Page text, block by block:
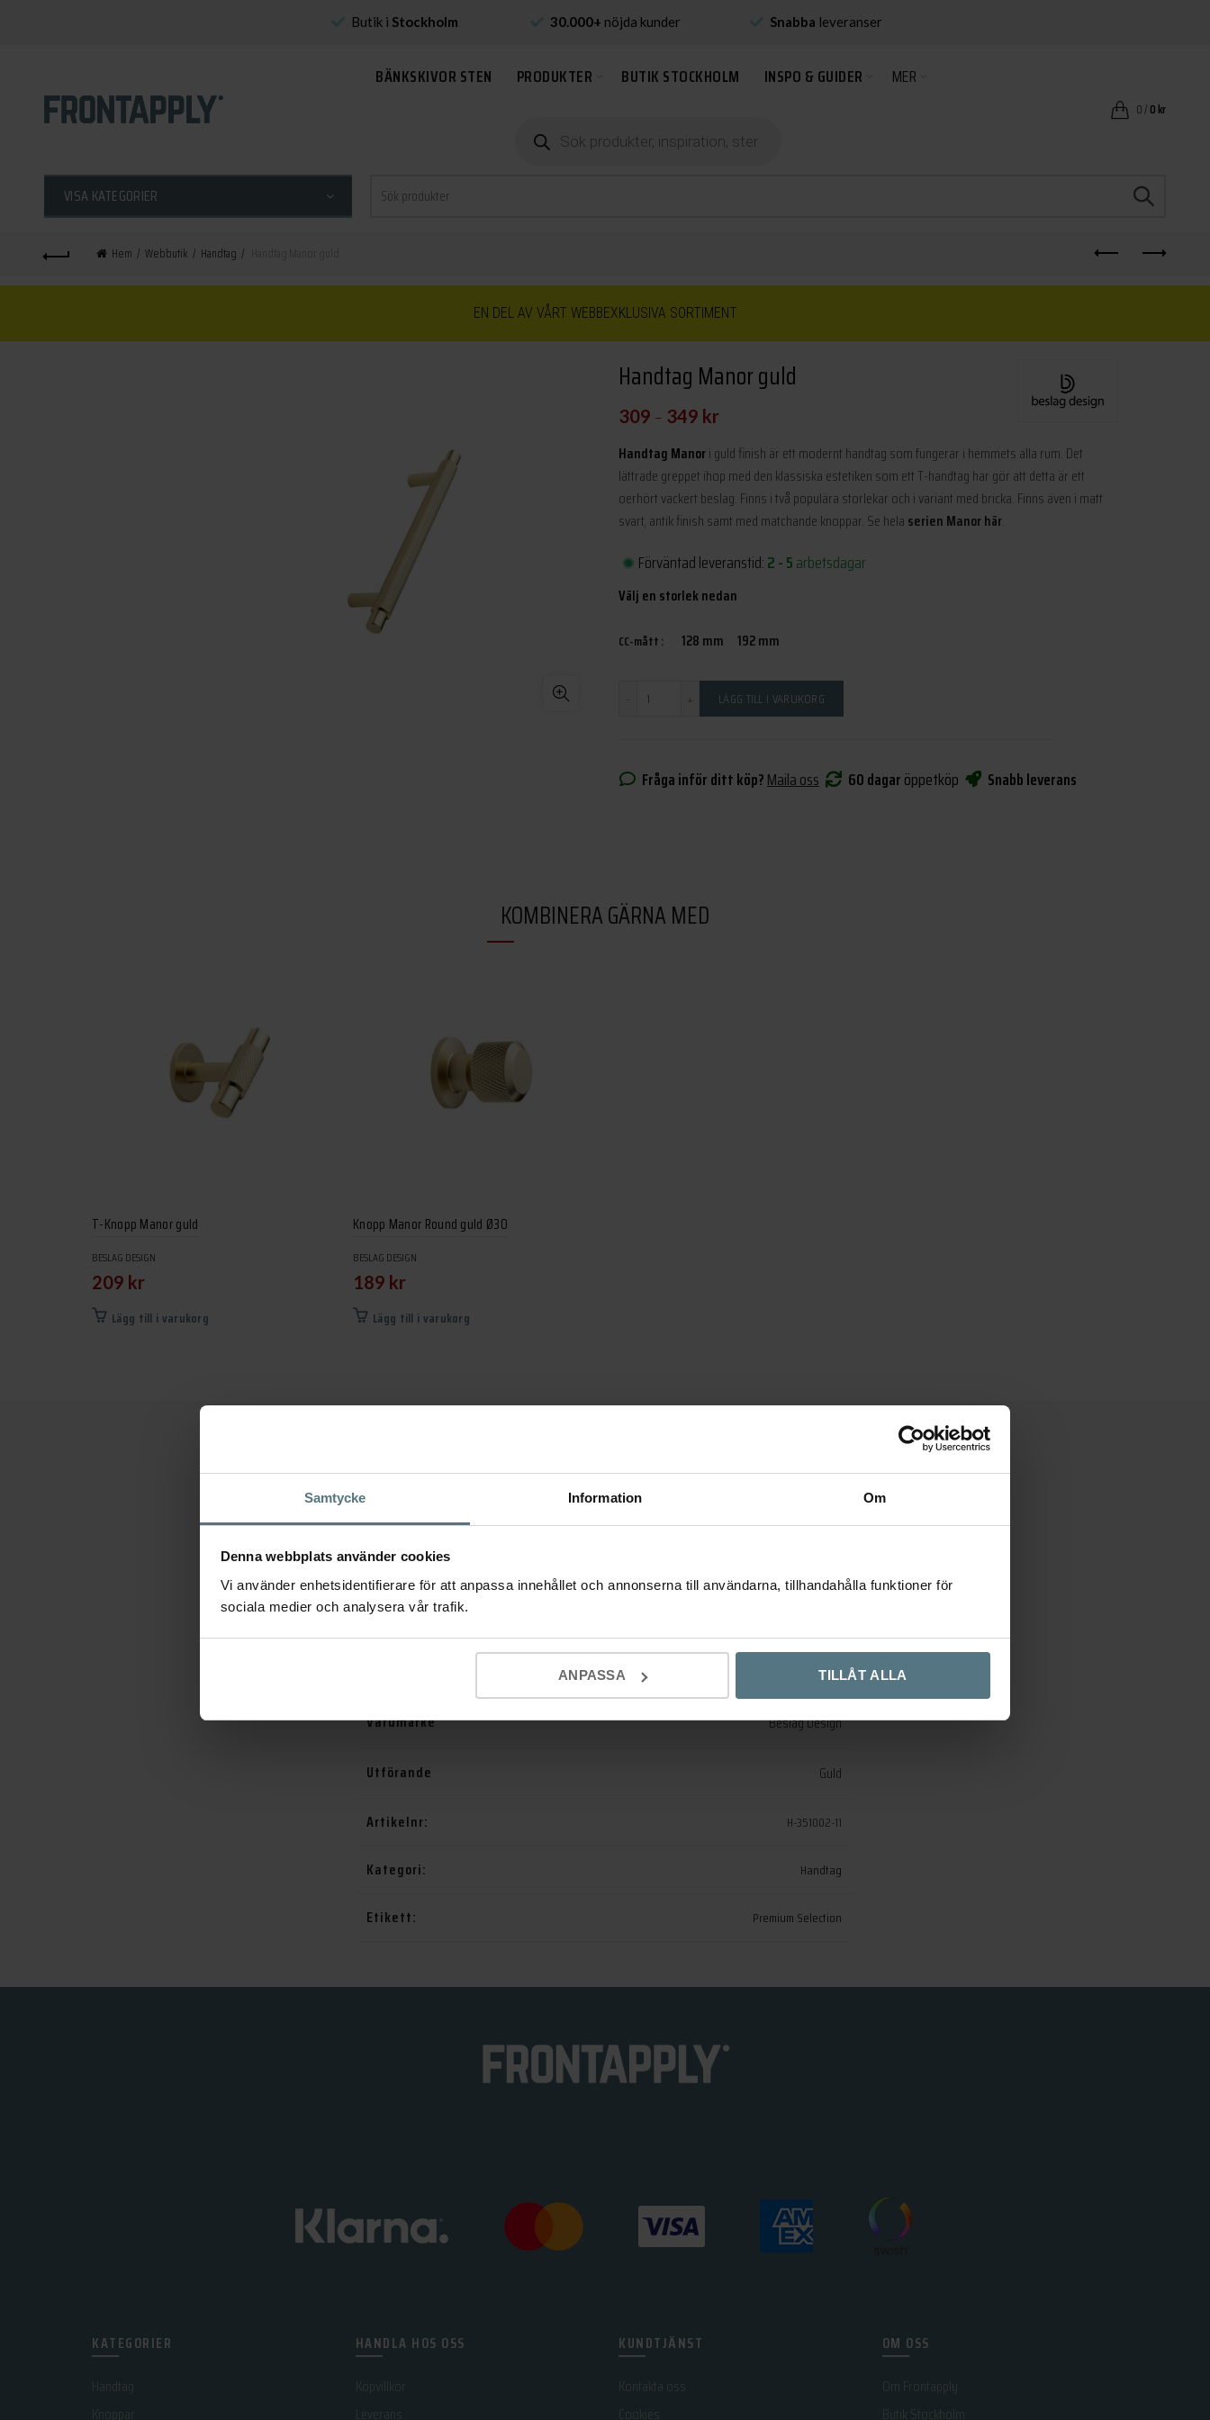
Samtycke Information Om
Denna webbplats använder cookies
Vi använder enhetsidentifierare för att anpassa innehållet och annonserna till användarna, tillhandahålla funktioner för
sociala medier och analysera vår trafik.
ANPASSA TILLÅT ALLA
BÄNKSKIVOR STEN PRODUKTER BUTIK STOCKHOLM INSPO & GUIDER MER
0/0kr
VISA KATEGORIER
efter:
Hem Webbutik Handtag
EN DEL AV VÅRT WEBBEXKLUSIVA SORTIMENT
Handtag Manor guld
309 – 349 kr
Handtag Manori guld finish är ett modernt handtag som fungerar i hemmets alla rum. Det
lättrade greppet ihop med den klassiska estetiken som ett T-handtag har gör att detta är ett
oerhört vackert beslag. Finns i två populära storlekar och i variant med bricka. Finns även i matt
svart, antik finish samt med matchande knoppar. Se hela serien Manor här.
Förväntad leveranstid:2 - 5arbetsdagar
Välj en storlek nedan
CC-mått 128 mm 192 mm
LÄGG TILL I VARUKORG
Fråga inför ditt köp?Maila oss 60 dagaröppetköp Snabb leverans
KOMBINERA GÄRNA MED
T-Knopp Manor guld
BESLAG DESIGN
209 kr
Lägg till i varukorg
Knopp Manor Round guld Ø30
BESLAG DESIGN
189 kr
Lägg till i varukorg
Dimensioner 182 × 14 × 36 mm
Serie
Passar lucka 16-19mm
Varumärke Beslag Design
Utförande Guld
Artikelnr: H-351002-11
Kategori: Handtag
Etikett: Premium Selection
KATEGORIER
Handtag
HANDLA HOS OSS
KUNDTJÄNST
Kontakta oss
OM OSS
Om Frontapply
Butik Stockholm
Butik i Stockholm 30.000+ nöjda kunder Snabba leveranser